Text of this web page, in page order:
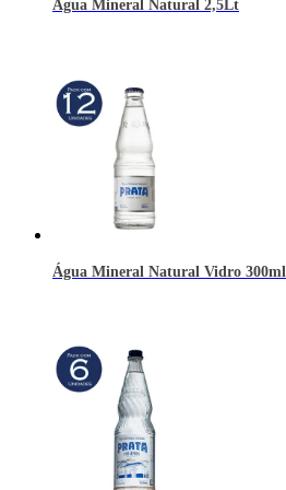
Água Mineral Natural 2,5Lt
Água Mineral Natural Vidro 300ml